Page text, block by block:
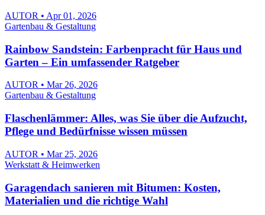
AUTOR • Apr 01, 2026
Gartenbau & Gestaltung
Rainbow Sandstein: Farbenpracht für Haus und
Garten – Ein umfassender Ratgeber
AUTOR • Mar 26, 2026
Gartenbau & Gestaltung
Flaschenlämmer: Alles, was Sie über die Aufzucht,
Pflege und Bedürfnisse wissen müssen
AUTOR • Mar 25, 2026
Werkstatt & Heimwerken
Garagendach sanieren mit Bitumen: Kosten,
Materialien und die richtige Wahl